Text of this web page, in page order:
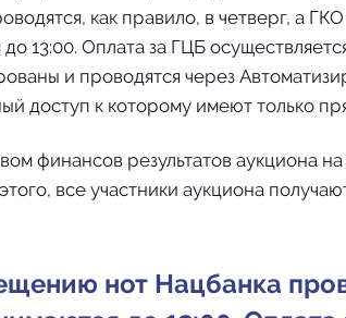
как правило, в четверг, а ГКО
13:00. Оплата за ГЦБ
и проводятся через
доступ к которому имеют только
финансов результатов аукциона
все участники аукциона
нот Нацбанка